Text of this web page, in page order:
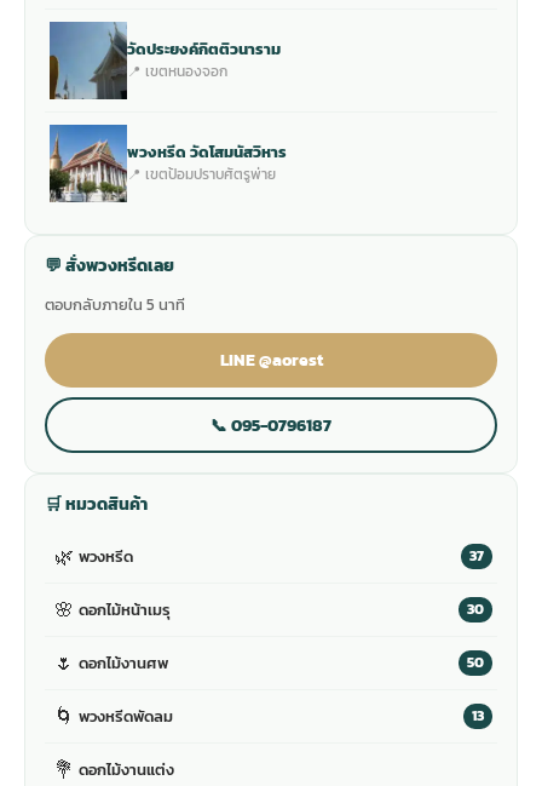
วัดประยงค์กิตติวนาราม
📍 เขตหนองจอก
พวงหรีด วัดโสมนัสวิหาร
📍 เขตป้อมปราบศัตรูพ่าย
💬 สั่งพวงหรีดเลย
ตอบกลับภายใน 5 นาที
LINE @aorest
📞 095-0796187
🛒 หมวดสินค้า
🌿 พวงหรีด 37
🌸 ดอกไม้หน้าเมรุ 30
🌷 ดอกไม้งานศพ 50
🌀 พวงหรีดพัดลม 13
💐 ดอกไม้งานแต่ง